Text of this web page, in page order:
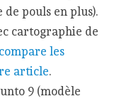
de pouls en plus).
cartographie de
les
article.
9 (modèle